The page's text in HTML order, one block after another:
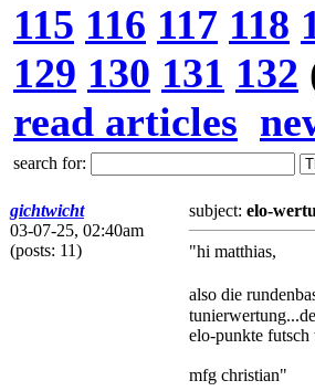
115 116 117 118
129 130 131 132
read articles
search for:
gichtwicht
03-07-25, 02:40am
(posts: 11)
subject: elo-
"hi matthias,
also die
elo-punkte futsch
mfg christian"